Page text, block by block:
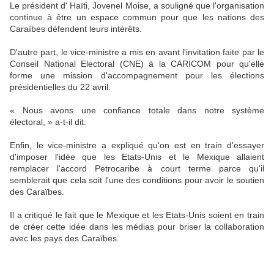
Le président d' Haïti, Jovenel Moise, a souligné que l'organisation
continue à être un espace commun pour que les nations des
Caraïbes défendent leurs intérêts.
D'autre part, le vice-ministre a mis en avant l'invitation faite par le
Conseil National Electoral (CNE) à la CARICOM pour qu'elle
forme une mission d'accompagnement pour les élections
présidentielles du 22 avril.
« Nous avons une confiance totale dans notre système
électoral, » a-t-il dit.
Enfin, le vice-ministre a expliqué qu'on est en train d'essayer
d'imposer l'idée que les Etats-Unis et le Mexique allaient
remplacer l'accord Petrocaribe à court terme parce qu'il
semblerait que cela soit l'une des conditions pour avoir le soutien
des Caraïbes.
Il a critiqué le fait que le Mexique et les Etats-Unis soient en train
de créer cette idée dans les médias pour briser la collaboration
avec les pays des Caraïbes.